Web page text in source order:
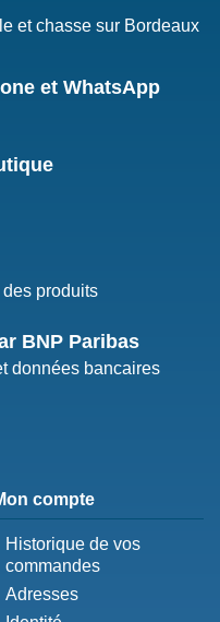
et chasse sur Bordeaux
et WhatsApp
produits
BNP Paribas
données bancaires
compte
Historique de vos
commandes
Adresses